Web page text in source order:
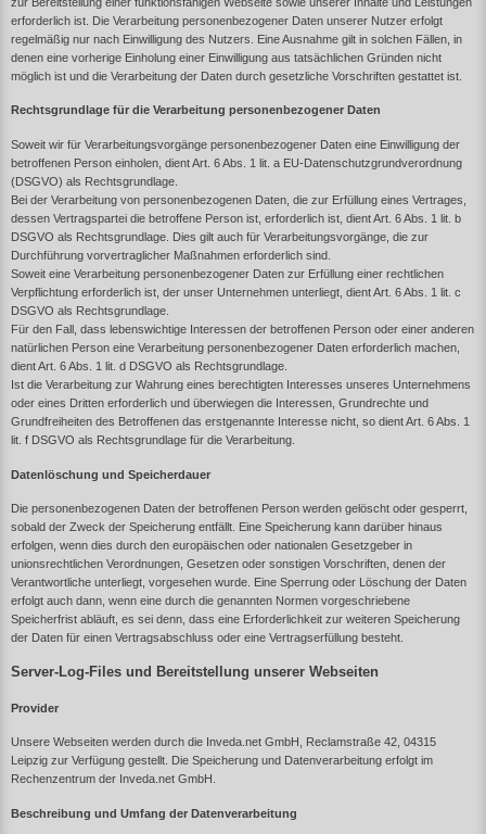
erforderlich ist. Die Verarbeitung personenbezogener Daten unserer Nutzer erfolgt
regelmäßig nur nach Einwilligung des Nutzers. Eine Ausnahme gilt in solchen Fällen, in
denen eine vorherige Einholung einer Einwilligung aus tatsächlichen Gründen nicht
möglich ist und die Verarbeitung der Daten durch gesetzliche Vorschriften gestattet ist.
Rechtsgrundlage für die Verarbeitung personenbezogener Daten
Soweit wir für Verarbeitungsvorgänge personenbezogener Daten eine Einwilligung der
betroffenen Person einholen, dient Art. 6 Abs. 1 lit. a EU-Datenschutzgrundverordnung
(DSGVO) als Rechtsgrundlage.
Bei der Verarbeitung von personenbezogenen Daten, die zur Erfüllung eines Vertrages,
dessen Vertragspartei die betroffene Person ist, erforderlich ist, dient Art. 6 Abs. 1 lit. b
DSGVO als Rechtsgrundlage. Dies gilt auch für Verarbeitungsvorgänge, die zur
Durchführung vorvertraglicher Maßnahmen erforderlich sind.
Soweit eine Verarbeitung personenbezogener Daten zur Erfüllung einer rechtlichen
Verpflichtung erforderlich ist, der unser Unternehmen unterliegt, dient Art. 6 Abs. 1 lit. c
DSGVO als Rechtsgrundlage.
Für den Fall, dass lebenswichtige Interessen der betroffenen Person oder einer anderen
natürlichen Person eine Verarbeitung personenbezogener Daten erforderlich machen,
dient Art. 6 Abs. 1 lit. d DSGVO als Rechtsgrundlage.
Ist die Verarbeitung zur Wahrung eines berechtigten Interesses unseres Unternehmens
oder eines Dritten erforderlich und überwiegen die Interessen, Grundrechte und
Grundfreiheiten des Betroffenen das erstgenannte Interesse nicht, so dient Art. 6 Abs. 1
lit. f DSGVO als Rechtsgrundlage für die Verarbeitung.
Datenlöschung und Speicherdauer
Die personenbezogenen Daten der betroffenen Person werden gelöscht oder gesperrt,
sobald der Zweck der Speicherung entfällt. Eine Speicherung kann darüber hinaus
erfolgen, wenn dies durch den europäischen oder nationalen Gesetzgeber in
unionsrechtlichen Verordnungen, Gesetzen oder sonstigen Vorschriften, denen der
Verantwortliche unterliegt, vorgesehen wurde. Eine Sperrung oder Löschung der Daten
erfolgt auch dann, wenn eine durch die genannten Normen vorgeschriebene
Speicherfrist abläuft, es sei denn, dass eine Erforderlichkeit zur weiteren Speicherung
der Daten für einen Vertragsabschluss oder eine Vertragserfüllung besteht.
Server-Log-Files und Bereitstellung unserer Webseiten
Provider
Unsere Webseiten werden durch die Inveda.net GmbH, Reclamstraße 42, 04315
Leipzig zur Verfügung gestellt. Die Speicherung und Datenverarbeitung erfolgt im
Rechenzentrum der Inveda.net GmbH.
Beschreibung und Umfang der Datenverarbeitung